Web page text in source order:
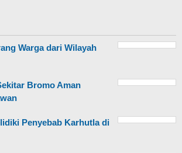
Warga dari Wilayah
Bromo Aman
Penyebab Karhutla di